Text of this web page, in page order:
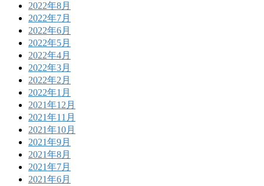
2022年8月
2022年7月
2022年6月
2022年5月
2022年4月
2022年3月
2022年2月
2022年1月
2021年12月
2021年11月
2021年10月
2021年9月
2021年8月
2021年7月
2021年6月